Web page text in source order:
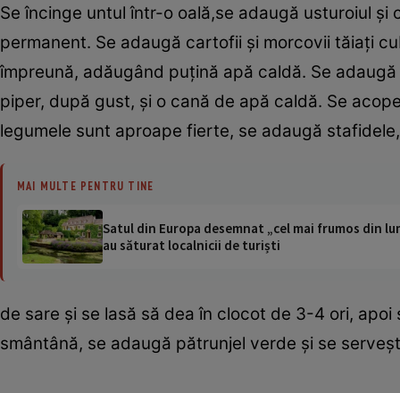
Se încinge untul într-o oală,se adaugă usturoiul
permanent. Se adaugă cartofii şi morcovii tăiaţi
împreună, adăugând puţină apă caldă. Se
piper, după gust, şi o cană de apă caldă. Se
legumele sunt aproape fierte, se adaugă
MAI MULTE PENTRU TINE
Satul din Europa desemnat „cel mai frumos din
au săturat localnicii de turiști
de sare şi se lasă să dea în clocot de 3-4 ori,
smântână, se adaugă pătrunjel verde şi se